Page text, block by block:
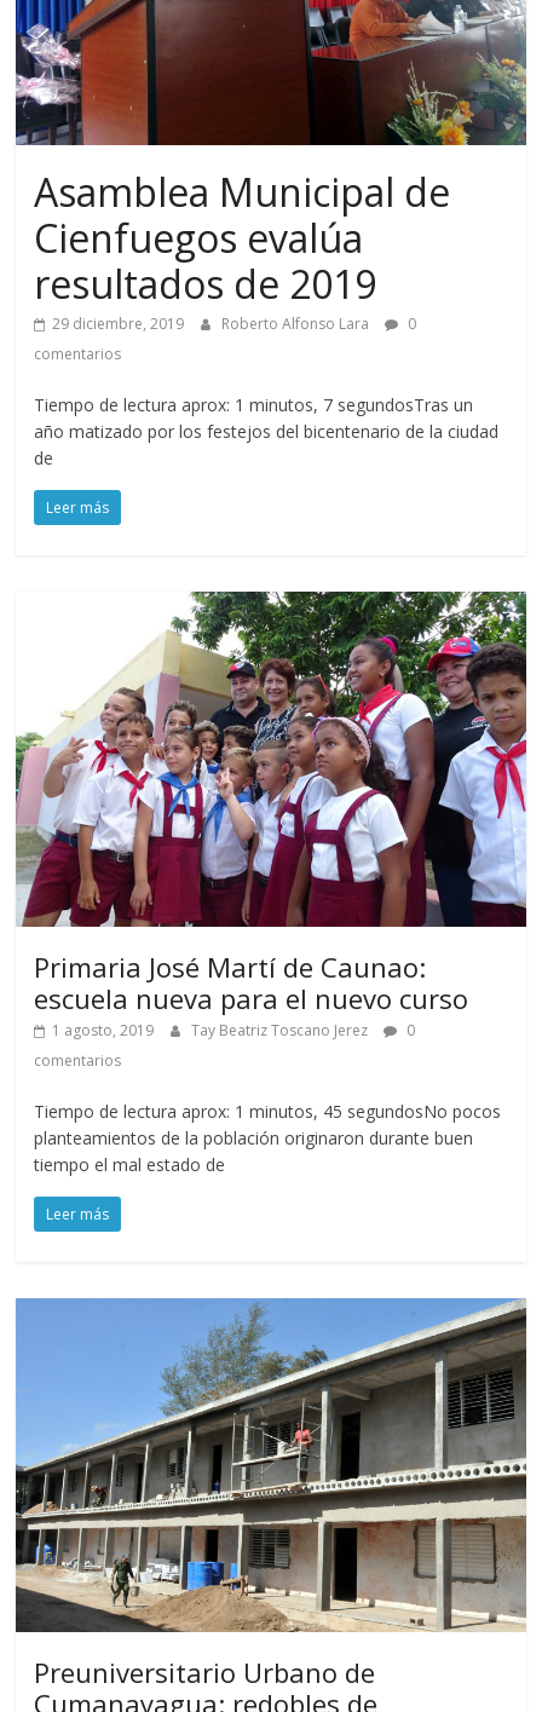
Asamblea Municipal de
Cienfuegos evalúa
resultados de 2019
29 diciembre, 2019 Roberto Alfonso Lara
0
comentarios
Tiempo de lectura aprox: 1 minutos, 7 segundosTras un
año matizado por los festejos del bicentenario de la ciudad
de
Leer más
Primaria José Martí de Caunao:
escuela nueva para el nuevo curso
1 agosto, 2019 Tay Beatriz Toscano Jerez
0
comentarios
Tiempo de lectura aprox: 1 minutos, 45 segundosNo pocos
planteamientos de la población originaron durante buen
tiempo el mal estado de
Leer más
Preuniversitario Urbano de
Cumanayagua: redobles de